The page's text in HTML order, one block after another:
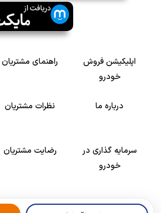
اپلیکیشن فروش
خودرو
راهنمای مشتریان
درباره ما نظرات مشتریان
سرمایه گذاری در
خودرو
رضایت مشتریان
Copyright © 2005-2026Khodroshop.ir